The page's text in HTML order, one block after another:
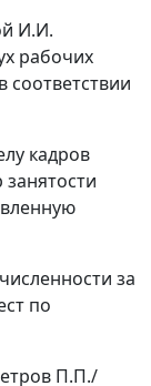
И.И.
рабочих
соответствии
кадров
за
по
П.П./